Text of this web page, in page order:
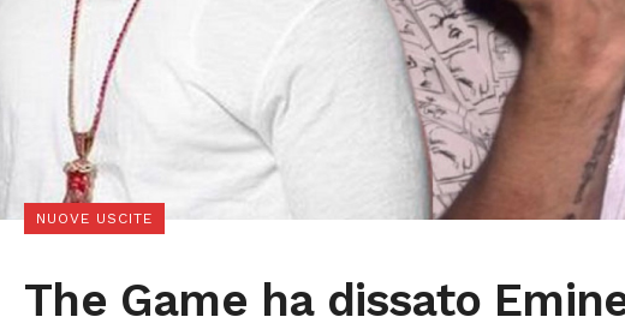
NUOVE USCITE
The Game ha dissato